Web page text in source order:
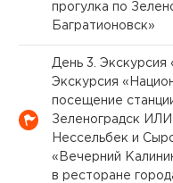
прогулка по
Багратионовск»
День 3.
Экскурсия
посещение
Зеленоградск
Нессельбек и
«Вечерний
в ресторане